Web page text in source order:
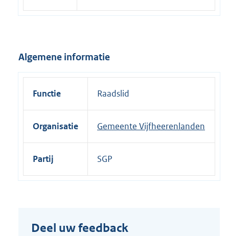
e
n
k
Algemene informatie
Functie Raadslid
Organisatie Gemeente Vijfheerenlanden
Partij SGP
Deel uw feedback